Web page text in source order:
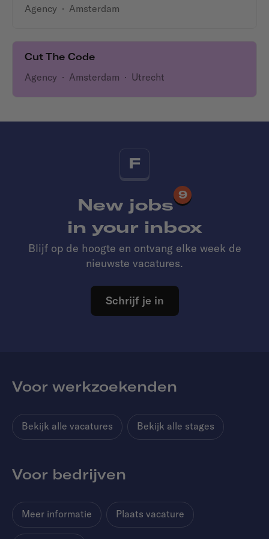
Agency · Amsterdam
Cut The Code
Agency · Amsterdam · Utrecht
F
New jobs
9
in your inbox
Blijf op de hoogte en ontvang elke week de
nieuwste vacatures.
Schrijf je in
Voor werkzoekenden
Bekijk alle vacatures Bekijk alle stages
Voor bedrijven
Meer informatie Plaats vacature